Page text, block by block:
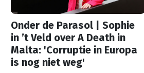
Onder de Parasol | Sophie
in ’t Veld over A Death in
Malta: 'Corruptie in Europa
is nog niet weg'